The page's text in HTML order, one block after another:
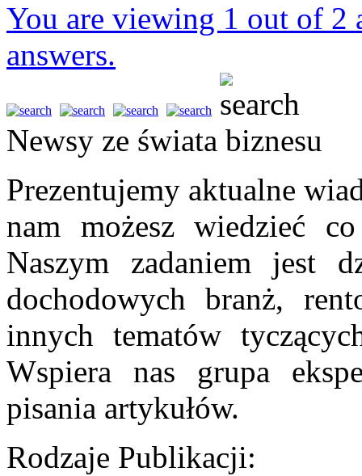
You are viewing 1 out of 2
answers.
Newsy ze świata biznesu
Prezentujemy aktualne
nam możesz wiedzieć
Naszym zadaniem jest
dochodowych branż,
innych tematów
Wspiera nas grupa
pisania artykułów.
Rodzaje Publikacji: